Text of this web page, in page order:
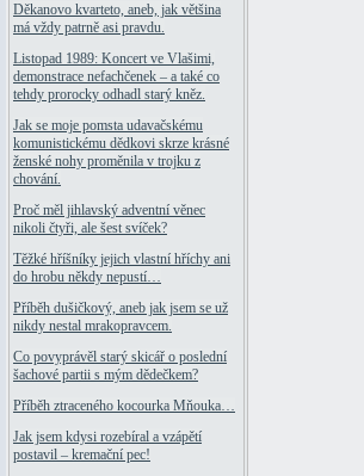
Děkanovo kvarteto, aneb, jak většina
má vždy patrně asi pravdu.
Listopad 1989: Koncert ve Vlašimi,
demonstrace nefachčenek – a také co
tehdy prorocky odhadl starý kněz.
Jak se moje pomsta udavačskému
komunistickému dědkovi skrze krásné
ženské nohy proměnila v trojku z
chování.
Proč měl jihlavský adventní věnec
nikoli čtyři, ale šest svíček?
Těžké hříšníky jejich vlastní hříchy ani
do hrobu někdy nepustí…
Příběh dušičkový, aneb jak jsem se už
nikdy nestal mrakopravcem.
Co povyprávěl starý skicář o poslední
šachové partii s mým dědečkem?
Příběh ztraceného kocourka Mňouka…
Jak jsem kdysi rozebíral a vzápětí
postavil – kremační pec!